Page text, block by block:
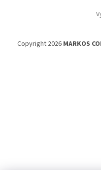
Copyright 2026 MARKOS